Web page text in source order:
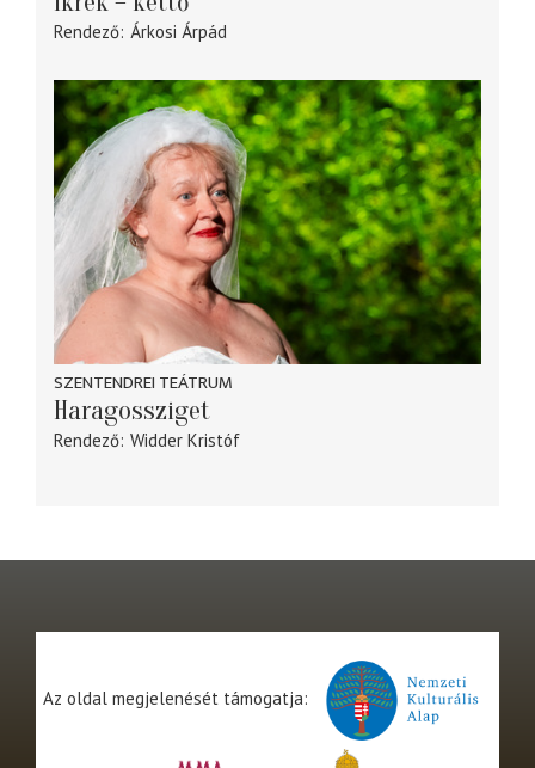
Rendező Árkosi Árpád
SZENTENDREI TEÁTRUM
Haragossziget
Rendező Widder Kristóf
Az oldal megjelenését támogatja: